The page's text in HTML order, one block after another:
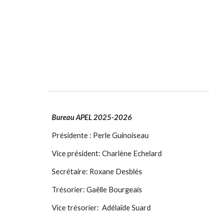
Bureau APEL 2025-2026
Présidente : Perle Guinoiseau
Vice président: Charlène Echelard
Secrétaire: Roxane Desblés
Trésorier: Gaëlle Bourgeais
Vice trésorier: Adélaïde Suard